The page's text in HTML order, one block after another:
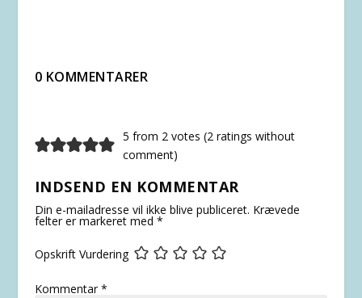
0 KOMMENTARER
5 from 2 votes (2 ratings without
comment)
INDSEND EN KOMMENTAR
Din e-mailadresse vil ikke blive publiceret. Krævede
felter er markeret med *
Opskrift Vurdering
Kommentar*